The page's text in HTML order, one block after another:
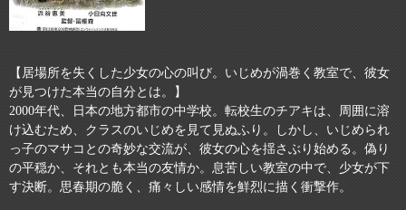
【居場所を失くした少女の心の叫び。いじめが渦巻く教室で、彼女
が見つけた本当の自分とは。】
2000年代、日本の地方都市の中学校。転校生のチアキは、周囲に溶
け込むため、クラスのいじめを見て見ぬふり。しかし、いじめられ
っ子のマサコとの奇妙な交流が、彼女の心を揺さぶり始める。偽り
の平穏か、それとも本当の友情か。息苦しい教室の中で、少女が下
す決断。思春期の脆く、痛々しい感情を鮮烈に描く衝撃作。